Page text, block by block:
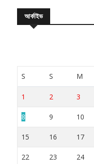
আর্কাইভ
S S M
1 2 3
8 9 10
15 16 17
22 23 24